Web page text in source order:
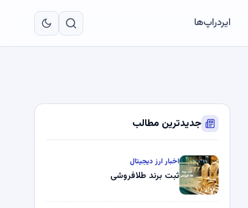
ایردراپ‌ها
جدیدترین مطالب
اخبار ارز دیجیتال
ثبت برند طلافروشی